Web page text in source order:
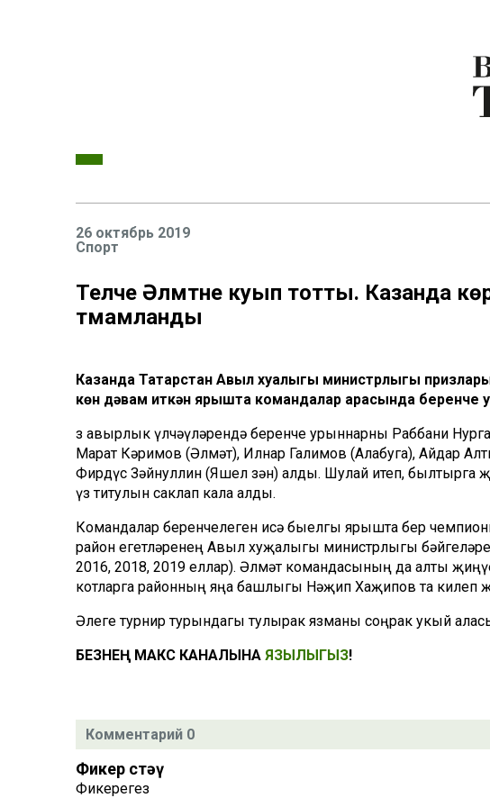
26 октябрь 2019
Спорт
Теләче Әлмәтне куып тотты. Казанда
тәмамланды
Казанда Татарстан Авыл хуҗалыгы министрлыгы
көн дәвам иткән ярышта командалар арасында беренче
Үз авырлык үлчәүләрендә беренче урыннарны Раббани
Марат Кәримов (Әлмәт), Илнар Галимов (Алабуга), Айдар
Фирдүс Зәйнуллин (Яшел Үзән) алды. Шулай итеп,
үз титулын саклап кала алды.
Командалар беренчелеген исә быелгы ярышта бер
район егетләренең Авыл хуҗалыгы министрлыгы
2016, 2018, 2019 еллар). Әлмәт командасының да алты
котларга районның яңа башлыгы Нәҗип Хаҗипов та килеп
Әлеге турнир турындагы тулырак язманы соңрак укый
БЕЗНЕҢ МАКС КАНАЛЫНА ЯЗЫЛЫГЫЗ!
Комментарий 0
Фикер өстәү
Фикерегез